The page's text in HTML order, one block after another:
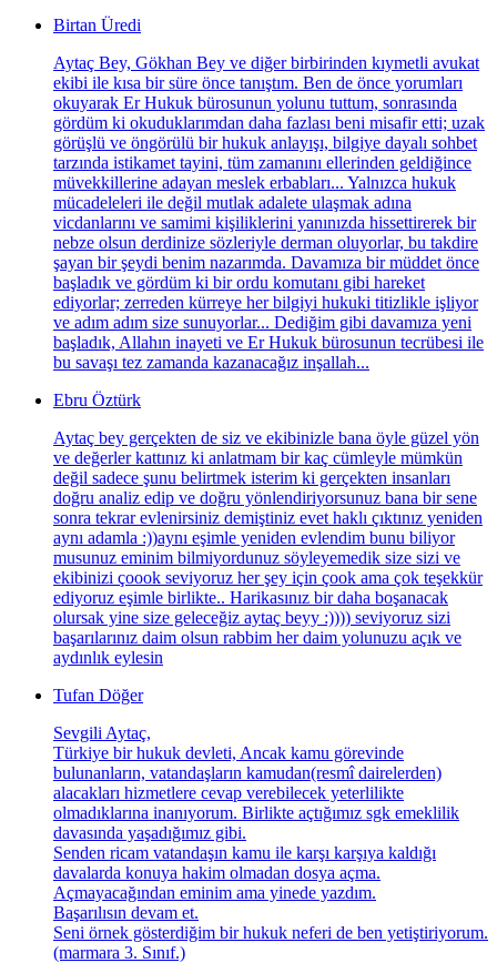
Birtan Üredi
Aytaç Bey, Gökhan Bey ve diğer birbirinden kıymetli avukat
ekibi ile kısa bir süre önce tanıştım. Ben de önce yorumları
okuyarak Er Hukuk bürosunun yolunu tuttum, sonrasında
gördüm ki okuduklarımdan daha fazlası beni misafir etti; uzak
görüşlü ve öngörülü bir hukuk anlayışı, bilgiye dayalı sohbet
tarzında istikamet tayini, tüm zamanını ellerinden geldiğince
müvekkillerine adayan meslek erbabları... Yalnızca hukuk
mücadeleleri ile değil mutlak adalete ulaşmak adına
vicdanlarını ve samimi kişiliklerini yanınızda hissettirerek bir
nebze olsun derdinize sözleriyle derman oluyorlar, bu takdire
şayan bir şeydi benim nazarımda. Davamıza bir müddet önce
başladık ve gördüm ki bir ordu komutanı gibi hareket
ediyorlar; zerreden kürreye her bilgiyi hukuki titizlikle işliyor
ve adım adım size sunuyorlar... Dediğim gibi davamıza yeni
başladık, Allahın inayeti ve Er Hukuk bürosunun tecrübesi ile
bu savaşı tez zamanda kazanacağız inşallah...
Ebru Öztürk
Aytaç bey gerçekten de siz ve ekibinizle bana öyle güzel yön
ve değerler kattınız ki anlatmam bir kaç cümleyle mümkün
değil sadece şunu belirtmek isterim ki gerçekten insanları
doğru analiz edip ve doğru yönlendiriyorsunuz bana bir sene
sonra tekrar evlenirsiniz demiştiniz evet haklı çıktınız yeniden
aynı adamla :))aynı eşimle yeniden evlendim bunu biliyor
musunuz eminim bilmiyordunuz söyleyemedik size sizi ve
ekibinizi çoook seviyoruz her şey için çook ama çok teşekkür
ediyoruz eşimle birlikte.. Harikasınız bir daha boşanacak
olursak yine size geleceğiz aytaç beyy :)))) seviyoruz sizi
başarılarınız daim olsun rabbim her daim yolunuzu açık ve
aydınlık eylesin
Tufan Döğer
Sevgili Aytaç,
Türkiye bir hukuk devleti, Ancak kamu görevinde
bulunanların, vatandaşların kamudan(resmî dairelerden)
alacakları hizmetlere cevap verebilecek yeterlilikte
olmadıklarına inanıyorum. Birlikte açtığımız sgk emeklilik
davasında yaşadığımız gibi.
Senden ricam vatandaşın kamu ile karşı karşıya kaldığı
davalarda konuya hakim olmadan dosya açma.
Açmayacağından eminim ama yinede yazdım.
Başarılısın devam et.
Seni örnek gösterdiğim bir hukuk neferi de ben yetiştiriyorum.
(marmara 3. Sınıf.)